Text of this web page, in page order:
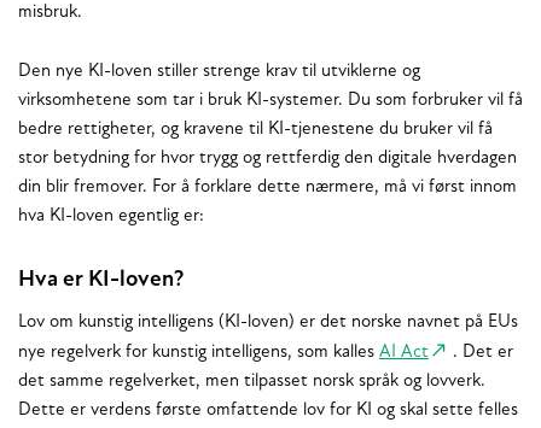
misbruk.
Den nye KI-loven stiller strenge krav til utviklerne og
virksomhetene som tar i bruk KI-systemer. Du som forbruker vil få
bedre rettigheter, og kravene til KI-tjenestene du bruker vil få
stor betydning for hvor trygg og rettferdig den digitale hverdagen
din blir fremover. For å forklare dette nærmere, må vi først innom
hva KI-loven egentlig er:
Hva er KI-loven?
Lov om kunstig intelligens (KI-loven) er det norske navnet på EUs
nye regelverk for kunstig intelligens, som kalles AI Act
. Det er
det samme regelverket, men tilpasset norsk språk og lovverk.
Dette er verdens første omfattende lov for KI og skal sette felles